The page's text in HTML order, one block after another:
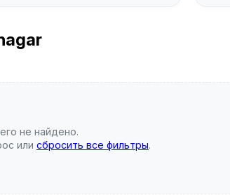
не найдено.
или сбросить все фильтры.